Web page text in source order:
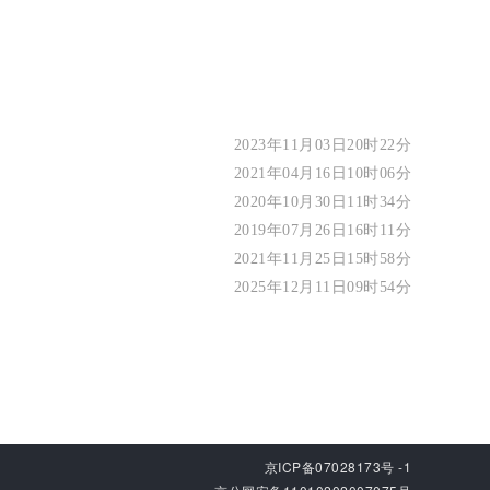
2023年11月03日20时22分
2021年04月16日10时06分
2020年10月30日11时34分
2019年07月26日16时11分
2021年11月25日15时58分
2025年12月11日09时54分
京ICP备07028173号 -1